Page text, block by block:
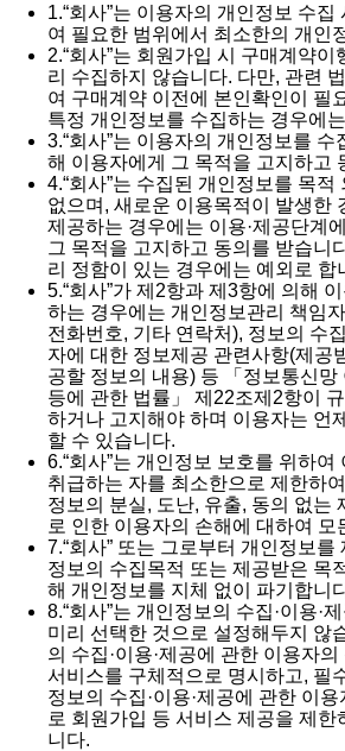
1.“회사”는 이용자의 개인정보 수
여 필요한 범위에서 최소한의 개인
2.“회사”는 회원가입 시 구매계약이
리 수집하지 않습니다. 다만, 관련
여 구매계약 이전에 본인확인이 필
특정 개인정보를 수집하는 경우에
3.“회사”는 이용자의 개인정보를 수
해 이용자에게 그 목적을 고지하고
4.“회사”는 수집된 개인정보를 목
없으며, 새로운 이용목적이 발생한
제공하는 경우에는 이용·제공단계
그 목적을 고지하고 동의를 받습니
리 정함이 있는 경우에는 예외로 합
5.“회사”가 제2항과 제3항에 의해
하는 경우에는 개인정보관리 책임
전화번호, 기타 연락처), 정보의 수
자에 대한 정보제공 관련사항(제공
공할 정보의 내용) 등 「정보통신망
등에 관한 법률」 제22조제2항이
하거나 고지해야 하며 이용자는 언
할 수 있습니다.
6.“회사”는 개인정보 보호를 위하
취급하는 자를 최소한으로 제한하
정보의 분실, 도난, 유출, 동의 없는
로 인한 이용자의 손해에 대하여 모
7.“회사” 또는 그로부터 개인정보
정보의 수집목적 또는 제공받은 목
해 개인정보를 지체 없이 파기합니
8.“회사”는 개인정보의 수집·이용·
미리 선택한 것으로 설정해두지 않
의 수집·이용·제공에 관한 이용자
서비스를 구체적으로 명시하고, 필
정보의 수집·이용·제공에 관한 이
로 회원가입 등 서비스 제공을 제한
니다.